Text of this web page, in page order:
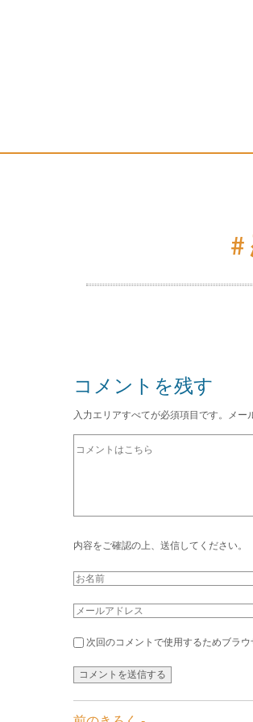
#
コメントを残す
入力エリアすべてが必須項目です。メー
内容をご確認の上、送信してください。
次回のコメントで使用するためブラ